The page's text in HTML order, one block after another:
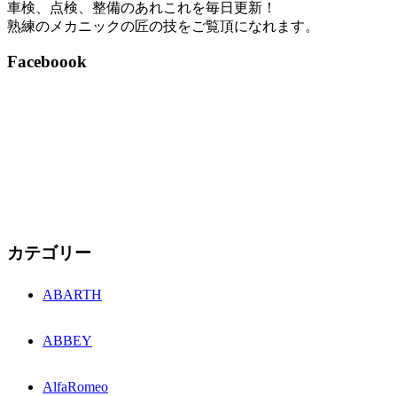
車検、点検、整備のあれこれを毎日更新！
熟練のメカニックの匠の技をご覧頂になれます。
Faceboook
カテゴリー
ABARTH
ABBEY
AlfaRomeo